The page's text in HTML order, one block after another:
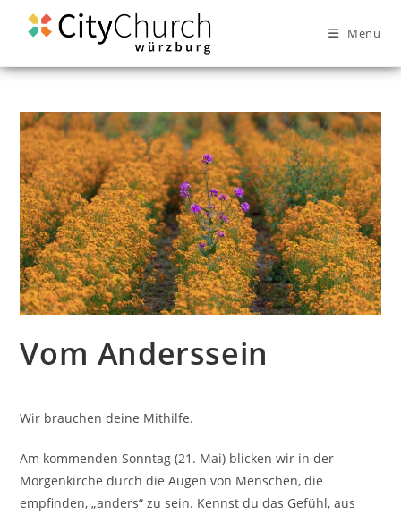
Menü
Vom Anderssein
Wir brauchen deine Mithilfe.
Am kommenden Sonntag (21. Mai) blicken wir in der
Morgenkirche durch die Augen von Menschen, die
empfinden, „anders“ zu sein. Kennst du das Gefühl, aus